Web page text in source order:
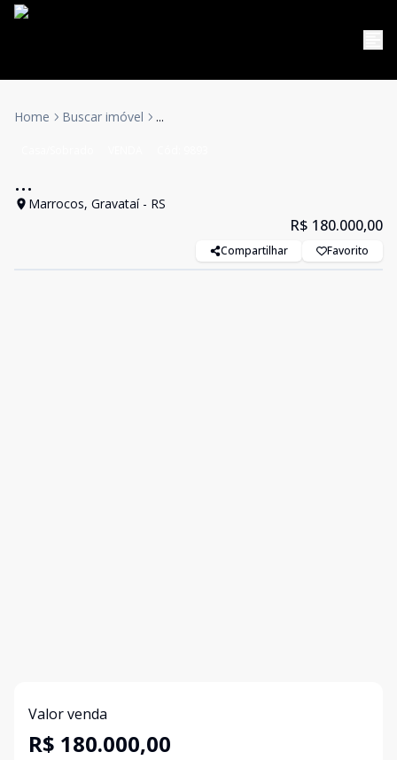
Home Buscar imóvel ...
...
Marrocos, Gravataí - RS
R$ 180.000,00
Compartilhar Favorito
Valor venda
R$ 180.000,00